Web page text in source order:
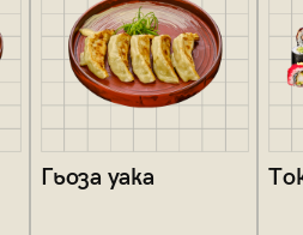
Гьоза уака